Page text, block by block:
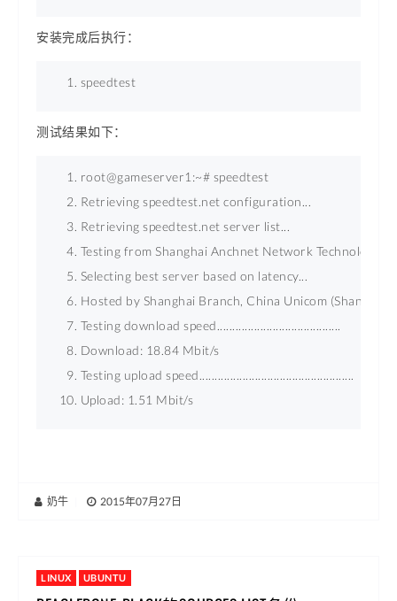
安装完成后执行：
speedtest
测试结果如下：
root@gameserver1:~# speedtest
Retrieving speedtest.net configuration...
Retrieving speedtest.net server list...
Testing from Shanghai Anchnet Network Technology
Selecting best server based on latency...
Hosted by Shanghai Branch, China Unicom
Testing download speed........................................
Download: 18.84 Mbit/s
Testing upload speed..................................................
Upload: 1.51 Mbit/s
奶牛 2015年07月27日
LINUX UBUNTU